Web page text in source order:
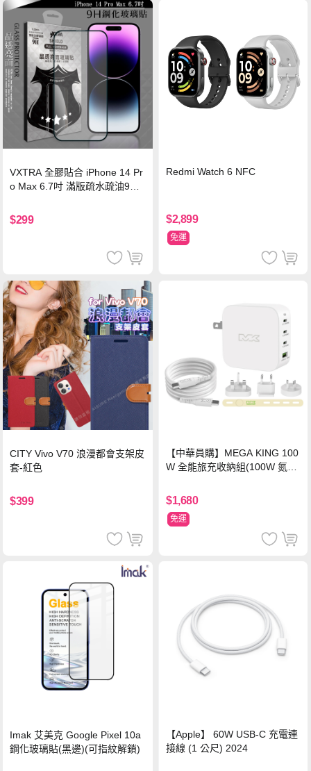
VXTRA 全膠貼合 iPhone 14 Pr
o Max 6.7吋 滿版疏水疏油9H
$299
Redmi Watch 6 NFC
$2,899
免運
CITY Vivo V70 浪漫都會支架皮
套-紅色
$399
【中華員購】MEGA KING 100
W 全能旅充收納組(100W 氮化
萬國轉接器)
$1,680
免運
Imak 艾美克 Google Pixel 10a
鋼化玻璃貼(黑邊)(可指紋解鎖)
【Apple】 60W USB-C 充電連
接線 (1 公尺) 2024